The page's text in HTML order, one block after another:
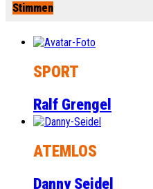
Stimmen
SPORT
Ralf Grengel
ATEMLOS
Danny Seidel